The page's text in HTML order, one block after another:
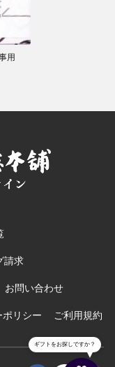
用
請求
お問い合わせ
ポリシー ご利用規約
ギフトをお探しですか？